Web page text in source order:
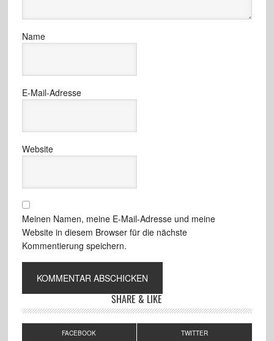
Name
E-Mail-Adresse
Website
Meinen Namen, meine E-Mail-Adresse und meine
Website in diesem Browser für die nächste
Kommentierung speichern.
SHARE & LIKE
FACEBOOK TWITTER